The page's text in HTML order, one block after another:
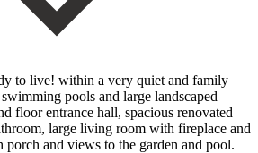
to live! within a very quiet and family
pools and large landscaped
floor entrance hall, spacious renovated
large living room with fireplace and
porch and views to the garden and pool.